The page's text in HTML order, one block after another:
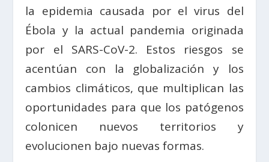
la epidemia causada por el virus del
Ébola y la actual pandemia originada
por el SARS-CoV-2. Estos riesgos se
acentúan con la globalización y los
cambios climáticos, que multiplican las
oportunidades para que los patógenos
colonicen nuevos territorios y
evolucionen bajo nuevas formas.